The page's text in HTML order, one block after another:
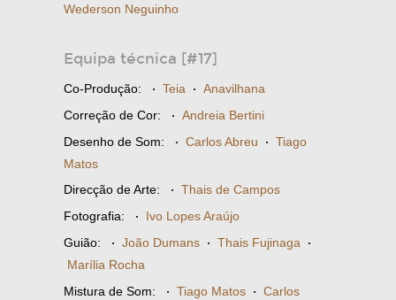
Wederson Neguinho
Equipa técnica [#17]
Co-Produção: · Teia · Anavilhana
Correção de Cor: · Andreia Bertini
Desenho de Som: · Carlos Abreu · Tiago
Matos
Direcção de Arte: · Thais de Campos
Fotografia: · Ivo Lopes Araújo
Guião: · João Dumans · Thais Fujinaga ·
Marília Rocha
Mistura de Som: · Tiago Matos · Carlos